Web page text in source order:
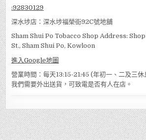
:92830129
深水埗店：深水埗福榮街92C號地舖
Sham Shui Po Tobacco Shop Address:
St., Sham Shui Po, Kowloon
進入Google地圖
營業時間：每天13:15-21:45 (年初一、二及三
我們需要外出送貨，可致電是否有人在店。